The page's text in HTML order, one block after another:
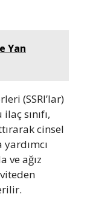
Yan
(SSRI’lar)
sınıfı,
cinsel
ve ağız